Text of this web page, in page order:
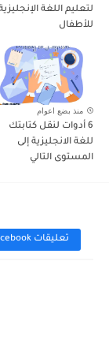
لتعليم اللغة
للأطفال
منذ بضع اعوام
6 أدوات لنقل كتابتك
للغة الانجليزية إلى
المستوى التالي
تعليقات Facebook